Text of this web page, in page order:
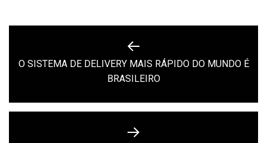
de
Previous
post:
O SISTEMA DE DELIVERY MAIS RÁPIDO DO MUNDO É
BRASILEIRO